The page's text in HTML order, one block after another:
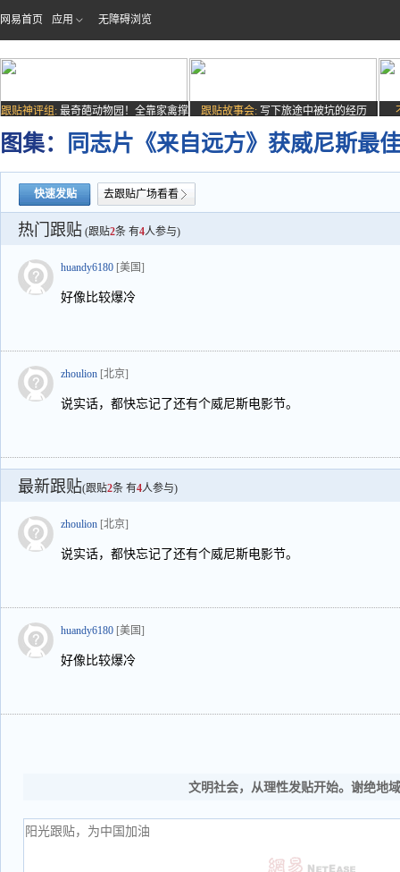
网易首页 应用 无障碍浏览
跟贴神评组: 最奇葩动物园！全靠家禽撑
场子
跟贴故事会: 写下旅途中被坑的经历
图集： 同志片《来自远方》获威尼斯最
快速发贴 去跟贴广场看看
热门跟贴 (跟贴2条 有4人参与)
huandy6180 [美国]
好像比较爆冷
zhoulion [北京]
说实话，都快忘记了还有个威尼斯电影节。
最新跟贴(跟贴2条 有4人参与)
zhoulion [北京]
说实话，都快忘记了还有个威尼斯电影节。
huandy6180 [美国]
好像比较爆冷
文明社会，从理性发贴开始。谢绝地